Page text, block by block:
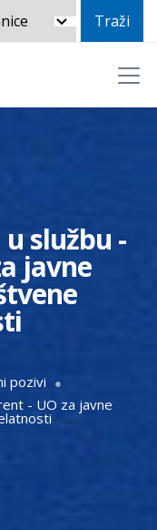
službu -
javne
pozivi
- UO za javne